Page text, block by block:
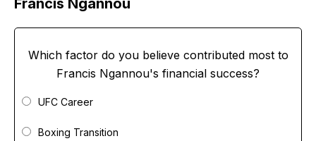
Which factor do you believe contributed most to
Francis Ngannou's financial success?
UFC Career
Boxing Transition